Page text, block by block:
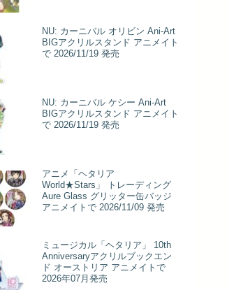
NU: カーニバル オリビン Ani-Art
BIGアクリルスタンド アニメイト
で 2026/11/19 発売
NU: カーニバル ケシー Ani-Art
BIGアクリルスタンド アニメイト
で 2026/11/19 発売
アニメ「ヘタリア
World★Stars」 トレーディング
Aure Glass グリッター缶バッジ
アニメイトで 2026/11/09 発売
ミュージカル「ヘタリア」 10th
Anniversaryアクリルブックエン
ド オーストリア アニメイトで
2026年07月発売